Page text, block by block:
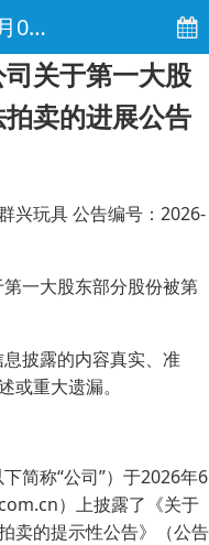
报
关于第一大股
卖的进展公告
兴玩具 公告编号：2026-
一大股东部分股份被第
披露的内容真实、准
或重大遗漏。
简称“公司”）于2026年6
）上披露了《关于
卖的提示性公告》（公告